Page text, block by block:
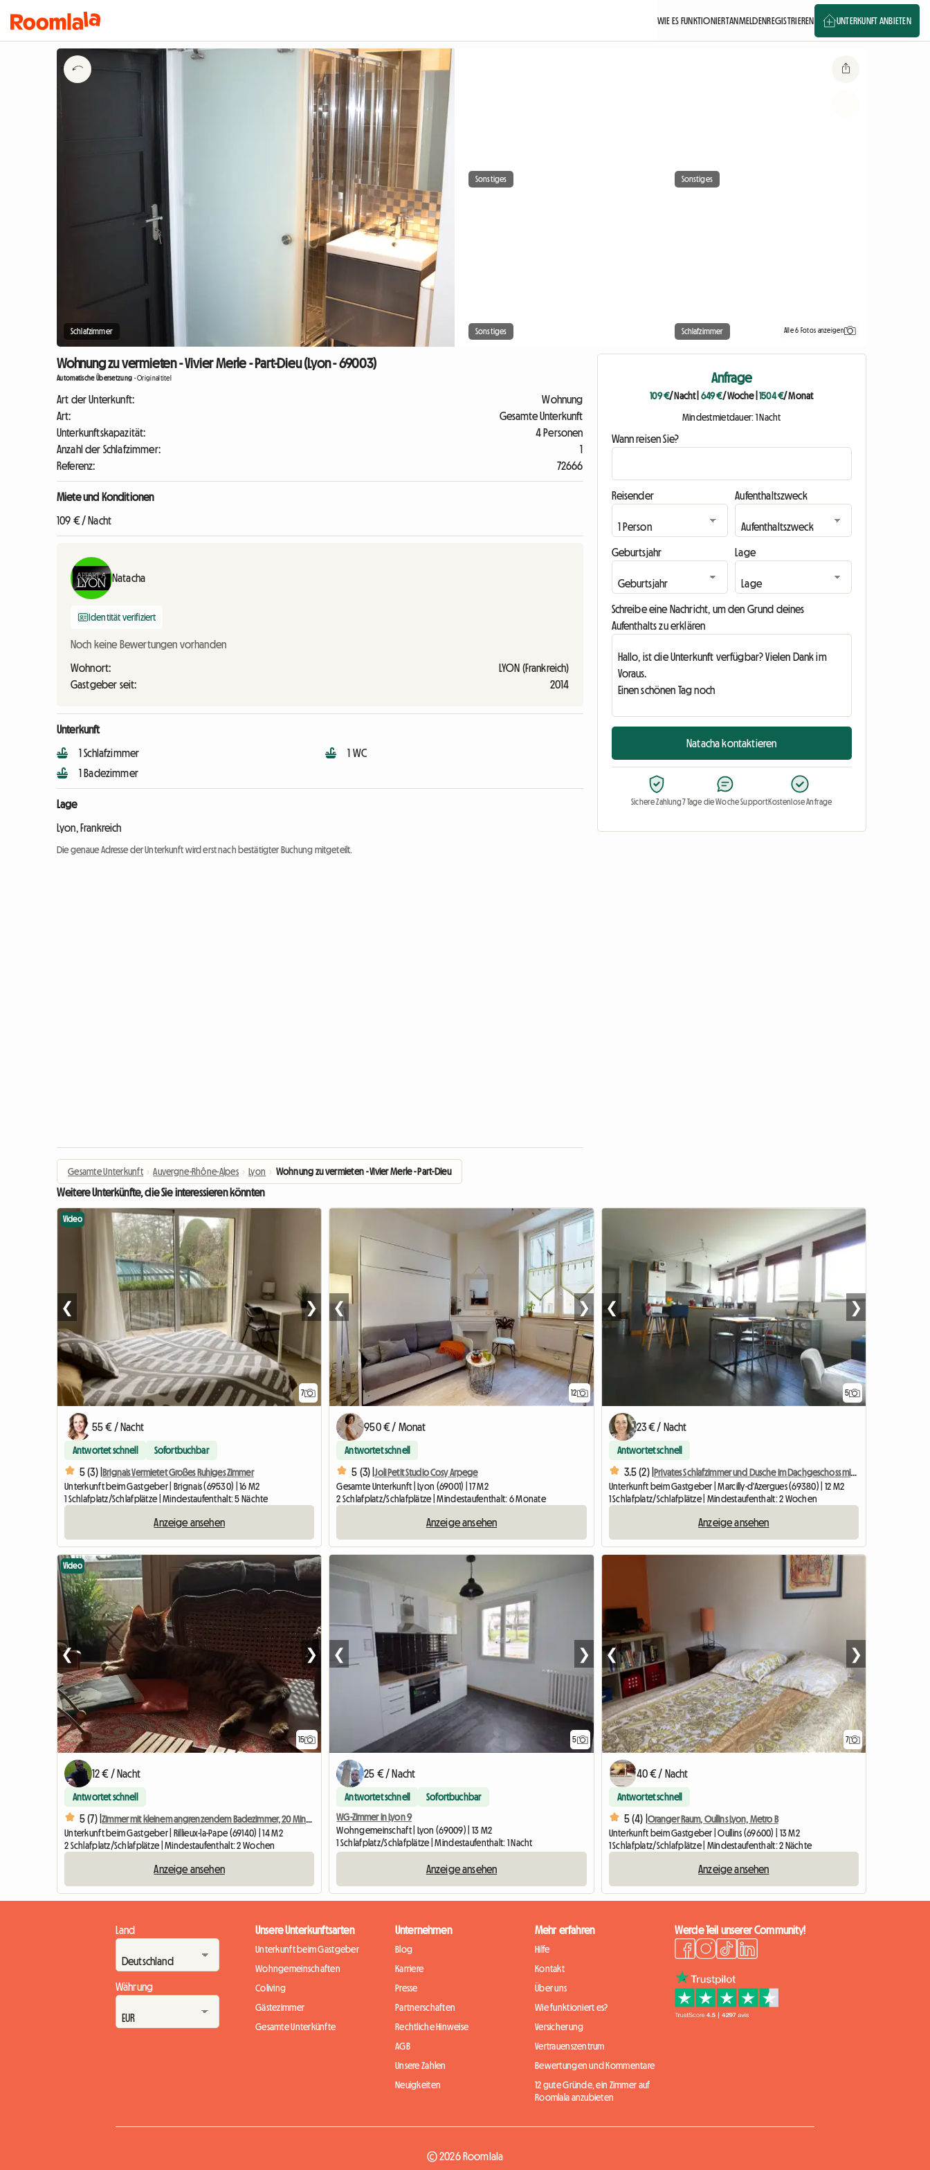
WIE ES FUNKTIONIERTANMELDENREGISTRIEREN UNTERKUNFT ANBIETEN
Schlafzimmer
Sonstiges Sonstiges
Sonstiges Schlafzimmer Alle 6 Fotos anzeigen
Wohnung zu vermieten - Vivier Merle - Part-Dieu (Lyon - 69003)
Automatische Übersetzung -Originaltitel
Art der Unterkunft:
Wohnung
Art:
Gesamte Unterkunft
Unterkunftskapazität:
4 Personen
Anzahl der Schlafzimmer:
1
Referenz:
72666
Miete und Konditionen
109 € / Nacht
Natacha
Identität verifiziert
Noch keine Bewertungen vorhanden
Wohnort:
LYON (Frankreich)
Gastgeber seit:
2014
Unterkunft
1 Schlafzimmer
1 Badezimmer
1 WC
Lage
Lyon, Frankreich
Die genaue Adresse der Unterkunft wird erst nach bestätigter Buchung mitgeteilt.
Anfrage
109 €/ Nacht| 649 €/ Woche|1504 €/ Monat
Mindestmietdauer: 1 Nacht
Wann reisen Sie?
Reisender Aufenthaltszweck
Geburtsjahr Lage
Schreibe eine Nachricht, um den Grund deines
Aufenthalts zu erklären
Natacha kontaktieren
Sichere Zahlung7 Tage die Woche SupportKostenlose Anfrage
Gesamte Unterkunft › Auvergne-Rhône-Alpes › Lyon › Wohnung zu vermieten - Vivier Merle - Part-Dieu
Weitere Unterkünfte, die Sie interessieren könnten
7
Video
❮ ❯
55 € / Nacht
Antwortet schnell Sofortbuchbar
5 (3) |Brignais Vermietet Großes Ruhiges Zimmer
Unterkunft beim Gastgeber | Brignais (69530) | 16 M2
1 Schlafplatz/Schlafplätze | Mindestaufenthalt: 5 Nächte
Anzeige ansehen
12
❮ ❯
950 € / Monat
Antwortet schnell
5 (3) |Joli Petit Studio Cosy Arpege
Gesamte Unterkunft | Lyon (69001) | 17 M2
2 Schlafplatz/Schlafplätze | Mindestaufenthalt: 6 Monate
Anzeige ansehen
5
❮ ❯
23 € / Nacht
Antwortet schnell
3.5 (2) |
Privates Schlafzimmer und Dusche im Dachgeschoss mit Terrasse 40 m2
Unterkunft beim Gastgeber | Marcilly-d'Azergues (69380) | 12 M2
1 Schlafplatz/Schlafplätze | Mindestaufenthalt: 2 Wochen
Anzeige ansehen
15
Video
❮ ❯
12 € / Nacht
Antwortet schnell
5 (7) |
Zimmer mit kleinem angrenzendem Badezimmer, 20 Minuten von La Doua entfernt
Unterkunft beim Gastgeber | Rillieux-la-Pape (69140) | 14 M2
2 Schlafplatz/Schlafplätze | Mindestaufenthalt: 2 Wochen
Anzeige ansehen
5
❮ ❯
25 € / Nacht
Antwortet schnell Sofortbuchbar
WG-Zimmer in Lyon 9
Wohngemeinschaft | Lyon (69009) | 13 M2
1 Schlafplatz/Schlafplätze | Mindestaufenthalt: 1 Nacht
Anzeige ansehen
7
❮ ❯
40 € / Nacht
Antwortet schnell
5 (4) | Oranger Raum, Oullins Lyon, Metro B
Unterkunft beim Gastgeber | Oullins (69600) | 13 M2
1 Schlafplatz/Schlafplätze | Mindestaufenthalt: 2 Nächte
Anzeige ansehen
Land
Währung
Unsere Unterkunftsarten
Unterkunft beim Gastgeber
Wohngemeinschaften
Coliving
Gästezimmer
Gesamte Unterkünfte
Unternehmen
Blog
Karriere
Presse
Partnerschaften
Rechtliche Hinweise
AGB
Unsere Zahlen
Neuigkeiten
Mehr erfahren
Hilfe
Kontakt
Über uns
Wie funktioniert es?
Versicherung
Vertrauenszentrum
Bewertungen und Kommentare
12 gute Gründe, ein Zimmer auf
Roomlala anzubieten
Werde Teil unserer Community!
© 2026 Roomlala